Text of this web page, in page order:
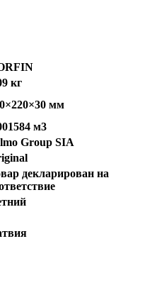
кг
мм
м3
Group SIA
декларирован на